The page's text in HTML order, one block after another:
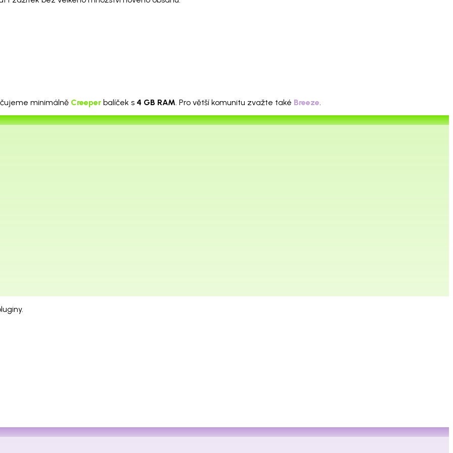
minimálně Creeper balíček s 4 GB RAM. Pro větší komunitu zvažte také Breeze.